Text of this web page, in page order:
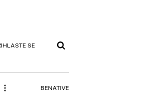
SE
BENATIVE